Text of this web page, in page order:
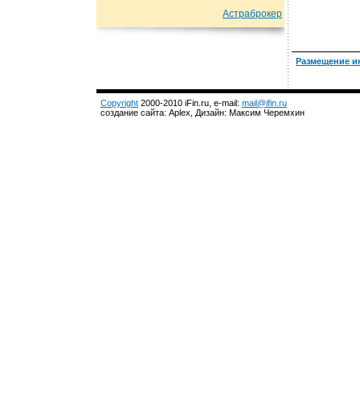
Астраброкер
Размещение
Copyright 2000-2010 iFin.ru, e-mail: mail@ifin.ru
создание сайта: Aplex, Дизайн: Максим Черемхин